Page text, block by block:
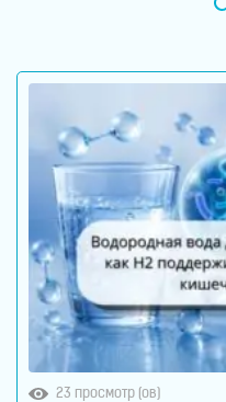
23 просмотр (ов)